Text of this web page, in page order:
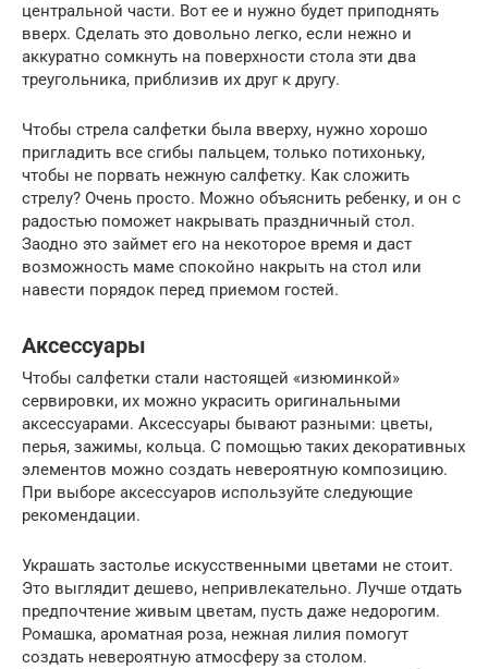
центральной части. Вот ее и нужно будет приподнять
вверх. Сделать это довольно легко, если нежно и
аккуратно сомкнуть на поверхности стола эти два
треугольника, приблизив их друг к другу.
Чтобы стрела салфетки была вверху, нужно хорошо
пригладить все сгибы пальцем, только потихоньку,
чтобы не порвать нежную салфетку. Как сложить
стрелу? Очень просто. Можно объяснить ребенку, и он с
радостью поможет накрывать праздничный стол.
Заодно это займет его на некоторое время и даст
возможность маме спокойно накрыть на стол или
навести порядок перед приемом гостей.
Аксессуары
Чтобы салфетки стали настоящей «изюминкой»
сервировки, их можно украсить оригинальными
аксессуарами. Аксессуары бывают разными: цветы,
перья, зажимы, кольца. С помощью таких декоративных
элементов можно создать невероятную композицию.
При выборе аксессуаров используйте следующие
рекомендации.
Украшать застолье искусственными цветами не стоит.
Это выглядит дешево, непривлекательно. Лучше отдать
предпочтение живым цветам, пусть даже недорогим.
Ромашка, ароматная роза, нежная лилия помогут
создать невероятную атмосферу за столом.